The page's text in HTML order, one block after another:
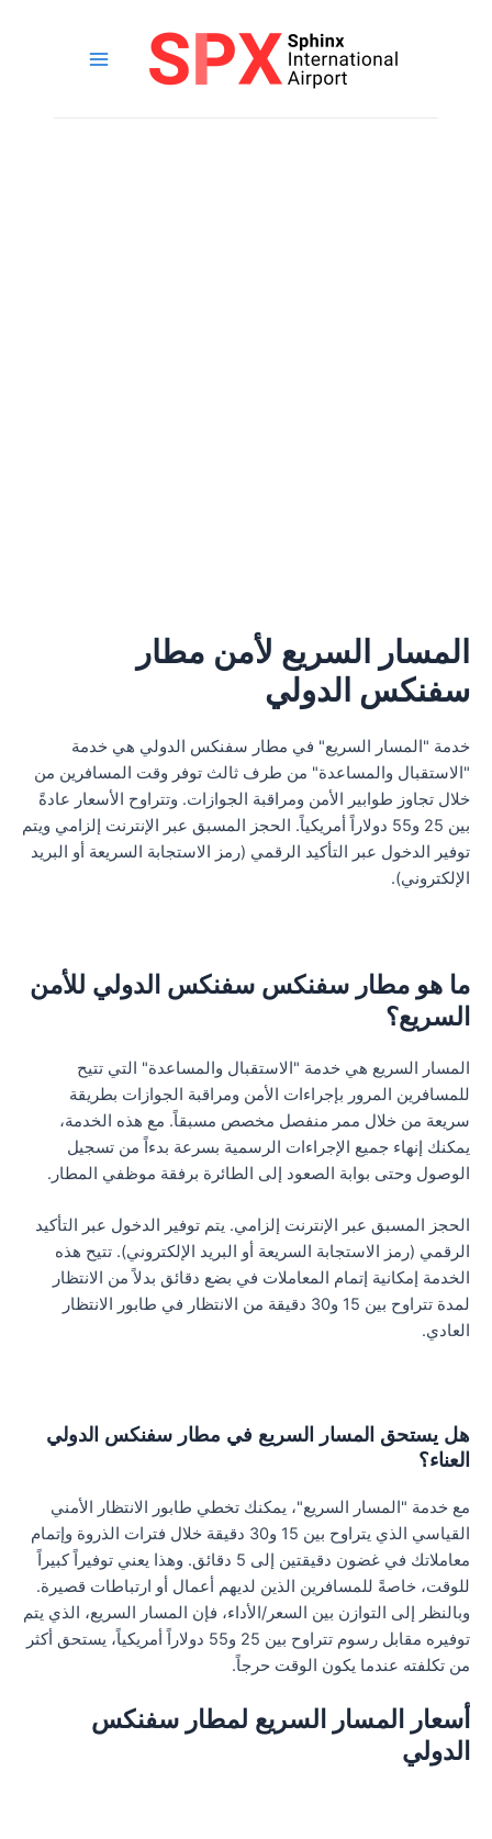
المسار السريع لأمن مطار
سفنكس الدولي
خدمة "المسار السريع" في مطار سفنكس الدولي هي خدمة
"الاستقبال والمساعدة" من طرف ثالث توفر وقت المسافرين من
خلال تجاوز طوابير الأمن ومراقبة الجوازات. وتتراوح الأسعار عادةً
بين 25 و55 دولاراً أمريكياً. الحجز المسبق عبر الإنترنت إلزامي ويتم
توفير الدخول عبر التأكيد الرقمي (رمز الاستجابة السريعة أو البريد
الإلكتروني).
ما هو مطار سفنكس سفنكس الدولي للأمن
السريع؟
المسار السريع هي خدمة "الاستقبال والمساعدة" التي تتيح
للمسافرين المرور بإجراءات الأمن ومراقبة الجوازات بطريقة
سريعة من خلال ممر منفصل مخصص مسبقاً. مع هذه الخدمة،
يمكنك إنهاء جميع الإجراءات الرسمية بسرعة بدءاً من تسجيل
الوصول وحتى بوابة الصعود إلى الطائرة برفقة موظفي المطار.
الحجز المسبق عبر الإنترنت إلزامي. يتم توفير الدخول عبر التأكيد
الرقمي (رمز الاستجابة السريعة أو البريد الإلكتروني). تتيح هذه
الخدمة إمكانية إتمام المعاملات في بضع دقائق بدلاً من الانتظار
لمدة تتراوح بين 15 و30 دقيقة من الانتظار في طابور الانتظار
العادي.
هل يستحق المسار السريع في مطار سفنكس الدولي
العناء؟
مع خدمة "المسار السريع"، يمكنك تخطي طابور الانتظار الأمني
القياسي الذي يتراوح بين 15 و30 دقيقة خلال فترات الذروة وإتمام
معاملاتك في غضون دقيقتين إلى 5 دقائق. وهذا يعني توفيراً كبيراً
للوقت، خاصةً للمسافرين الذين لديهم أعمال أو ارتباطات قصيرة.
وبالنظر إلى التوازن بين السعر/الأداء، فإن المسار السريع، الذي يتم
توفيره مقابل رسوم تتراوح بين 25 و55 دولاراً أمريكياً، يستحق أكثر
من تكلفته عندما يكون الوقت حرجاً.
أسعار المسار السريع لمطار سفنكس
الدولي